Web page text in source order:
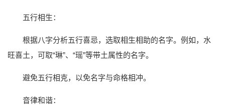
五行相生：
根据八字分析五行喜忌，选取相生相助的名字。例如，水
旺喜土，可取“琳”、“瑶”等带土属性的名字。
避免五行相克，以免名字与命格相冲。
音律和谐：